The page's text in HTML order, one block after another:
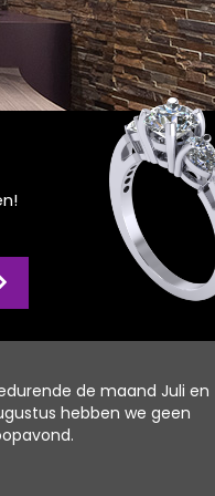
de maand Juli en
hebben we geen